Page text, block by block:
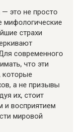
это не просто
мифологические
страхи
современного
что эти
которые
а не призывы
их, стоит
и восприятием
мировой